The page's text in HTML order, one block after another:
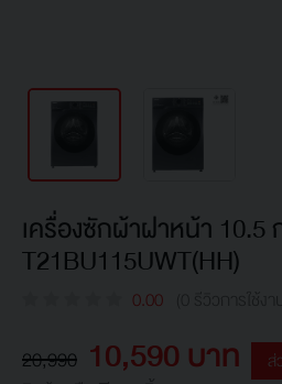
เครื่องซักผ้าฝาหน้า 10.5
T21BU115UWT(HH)
0.00
20,990 10,590 บาท ส่